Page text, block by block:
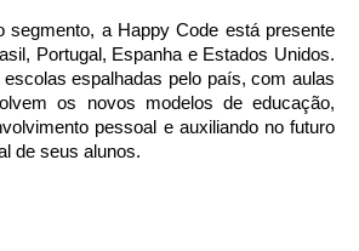
segmento, a Happy Code está presente
Portugal, Espanha e Estados Unidos.
espalhadas pelo país, com aulas
os novos modelos de educação,
pessoal e auxiliando no futuro
de seus alunos.